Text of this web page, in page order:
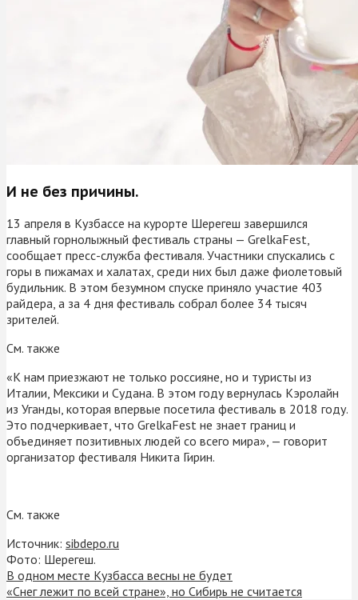
И не без причины.
13 апреля в Кузбассе на курорте Шерегеш завершился
главный горнолыжный фестиваль страны — GrelkaFest,
сообщает пресс-служба фестиваля. Участники спускались с
горы в пижамах и халатах, среди них был даже фиолетовый
будильник. В этом безумном спуске приняло участие 403
райдера, а за 4 дня фестиваль собрал более 34 тысяч
зрителей.
См. также
«К нам приезжают не только россияне, но и туристы из
Италии, Мексики и Судана. В этом году вернулась Кэролайн
из Уганды, которая впервые посетила фестиваль в 2018 году.
Это подчеркивает, что GrelkaFest не знает границ и
объединяет позитивных людей со всего мира», — говорит
организатор фестиваля Никита Гирин.
См. также
Источник: sibdepo.ru
Фото: Шерегеш.
В одном месте Кузбасса весны не будет
«Снег лежит по всей стране», но Сибирь не считается